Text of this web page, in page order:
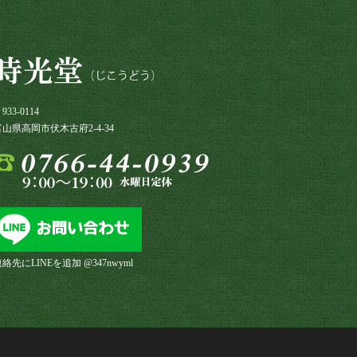
933-0114
山県高岡市伏木古府2-4-34
絡先にLINEを追加 @347nwyml